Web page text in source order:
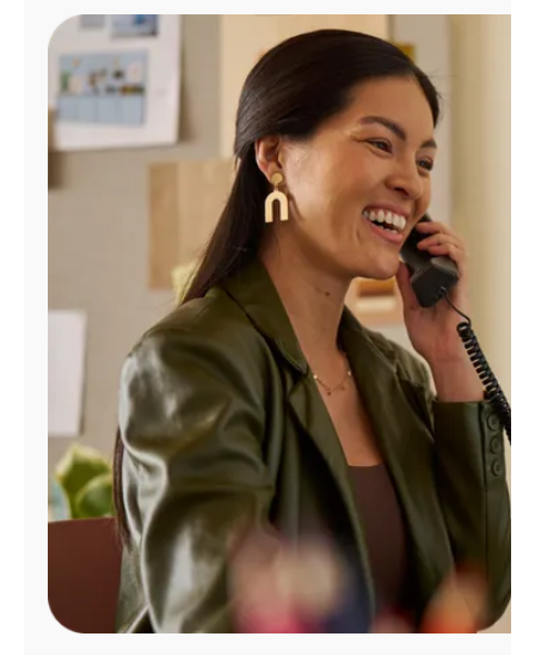
Administrar
cuenta
Encuentra
tienda